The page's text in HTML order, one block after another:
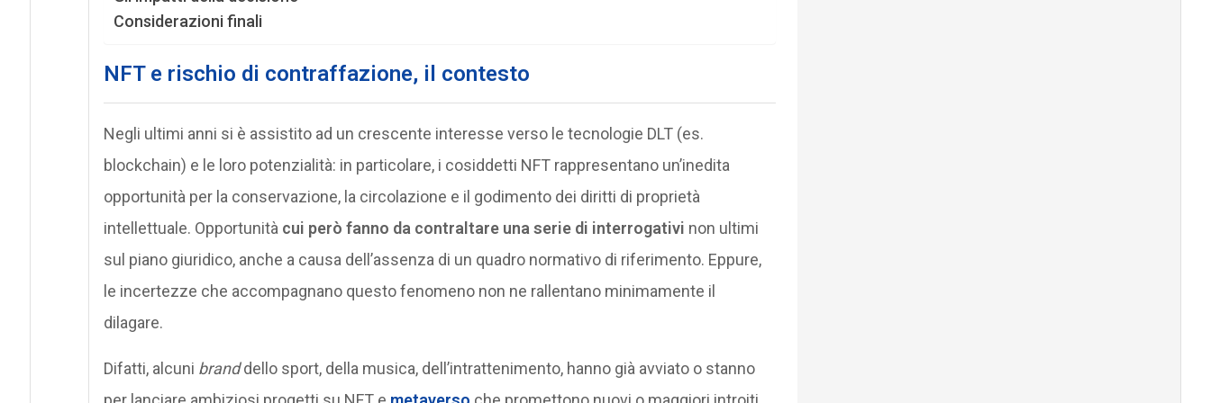
Considerazioni finali
NFT e rischio di contraffazione, il contesto
Negli ultimi anni si è assistito ad un crescente interesse verso le tecnologie DLT (es.
blockchain) e le loro potenzialità: in particolare, i cosiddetti NFT rappresentano un’inedita
opportunità per la conservazione, la circolazione e il godimento dei diritti di proprietà
intellettuale. Opportunità cui però fanno da contraltare una serie di interrogativi non ultimi
sul piano giuridico, anche a causa dell’assenza di un quadro normativo di riferimento. Eppure,
le incertezze che accompagnano questo fenomeno non ne rallentano minimamente il
dilagare.
Difatti, alcuni branddello sport, della musica, dell’intrattenimento, hanno già avviato o stanno